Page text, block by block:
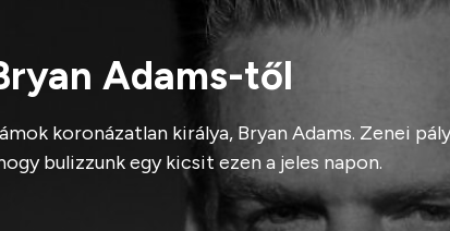
Adams-től
koronázatlan királya, Bryan Adams. Zenei
bulizzunk egy kicsit ezen a jeles napon.